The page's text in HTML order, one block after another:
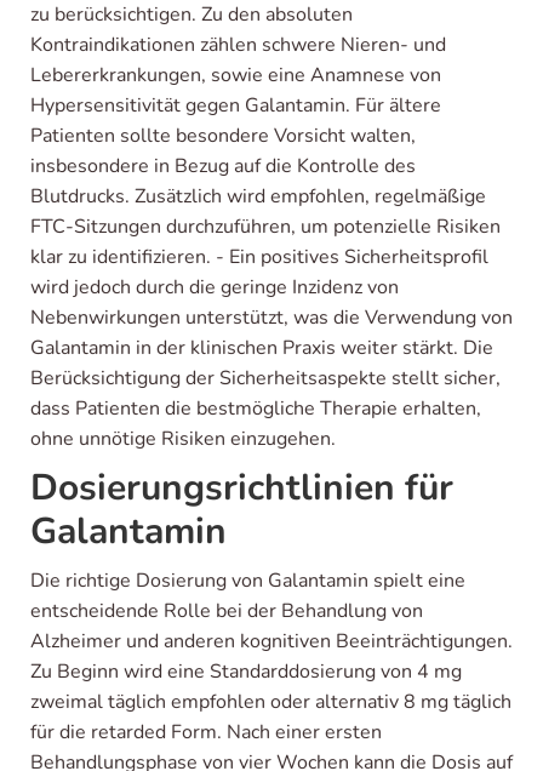
zu berücksichtigen. Zu den absoluten
Kontraindikationen zählen schwere Nieren- und
Lebererkrankungen, sowie eine Anamnese von
Hypersensitivität gegen Galantamin. Für ältere
Patienten sollte besondere Vorsicht walten,
insbesondere in Bezug auf die Kontrolle des
Blutdrucks. Zusätzlich wird empfohlen, regelmäßige
FTC-Sitzungen durchzuführen, um potenzielle Risiken
klar zu identifizieren. - Ein positives Sicherheitsprofil
wird jedoch durch die geringe Inzidenz von
Nebenwirkungen unterstützt, was die Verwendung von
Galantamin in der klinischen Praxis weiter stärkt. Die
Berücksichtigung der Sicherheitsaspekte stellt sicher,
dass Patienten die bestmögliche Therapie erhalten,
ohne unnötige Risiken einzugehen.
Dosierungsrichtlinien für
Galantamin
Die richtige Dosierung von Galantamin spielt eine
entscheidende Rolle bei der Behandlung von
Alzheimer und anderen kognitiven Beeinträchtigungen.
Zu Beginn wird eine Standarddosierung von 4 mg
zweimal täglich empfohlen oder alternativ 8 mg täglich
für die retarded Form. Nach einer ersten
Behandlungsphase von vier Wochen kann die Dosis auf